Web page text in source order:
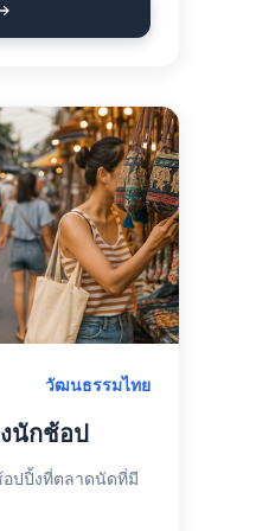
วัฒนธรรมไทย
นักช้อป
อปปิ้งที่ตลาดนัดที่มี